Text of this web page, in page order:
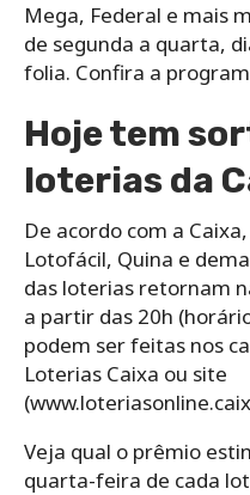
Mega, Federal e mais
de segunda a quarta,
folia. Confira a
Hoje tem
loterias da
De acordo com a
Lotofácil, Quina e
das loterias retornam
a partir das 20h
podem ser feitas nos
Loterias Caixa ou site
Veja qual o prêmio
quarta-feira de cada